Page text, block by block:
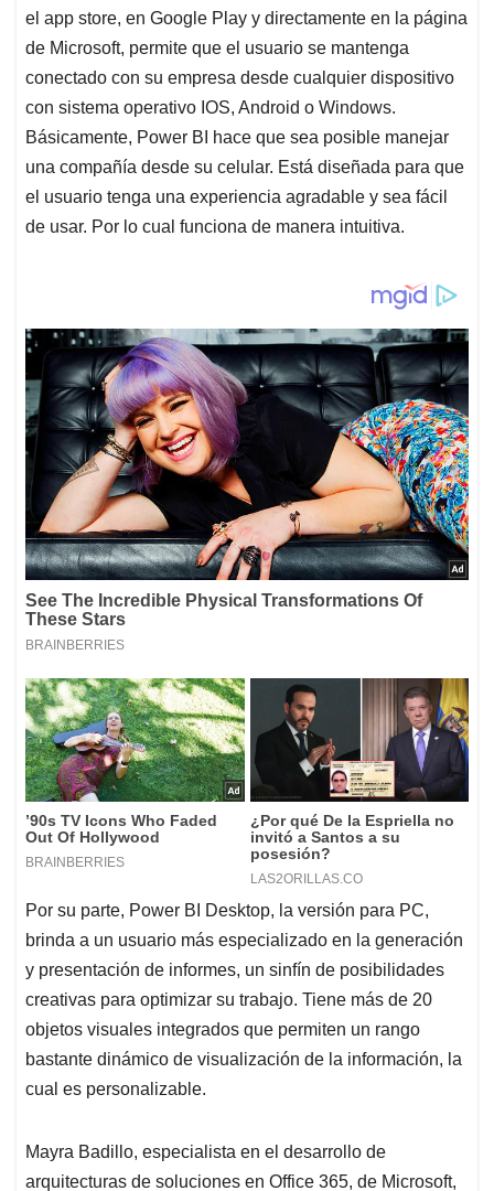
el app store, en Google Play y directamente en la página
de Microsoft, permite que el usuario se mantenga
conectado con su empresa desde cualquier dispositivo
con sistema operativo IOS, Android o Windows.
Básicamente, Power BI hace que sea posible manejar
una compañía desde su celular. Está diseñada para que
el usuario tenga una experiencia agradable y sea fácil
de usar. Por lo cual funciona de manera intuitiva.
Por su parte, Power BI Desktop, la versión para PC,
brinda a un usuario más especializado en la generación
y presentación de informes, un sinfín de posibilidades
creativas para optimizar su trabajo. Tiene más de 20
objetos visuales integrados que permiten un rango
bastante dinámico de visualización de la información, la
cual es personalizable.
Mayra Badillo, especialista en el desarrollo de
arquitecturas de soluciones en Office 365, de Microsoft,